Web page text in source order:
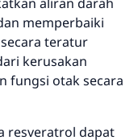
memperbaiki
teratur
kerusakan
fungsi otak secara
resveratrol dapat